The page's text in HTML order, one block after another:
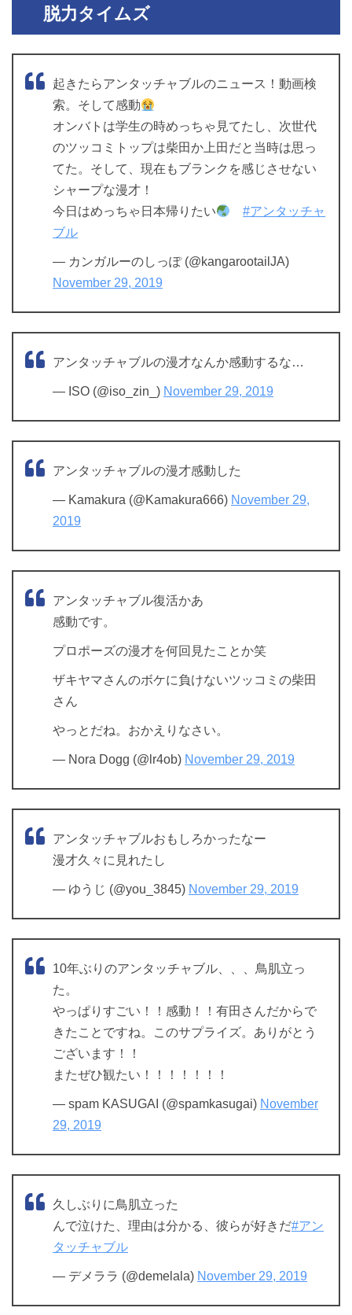
脱力タイムズ
起きたらアンタッチャブルのニュース！動画検
索。そして感動
オンバトは学生の時めっちゃ見てたし、次世代
のツッコミトップは柴田か上田だと当時は思っ
てた。そして、現在もブランクを感じさせない
シャープな漫才！
今日はめっちゃ日本帰りたい
#アンタッチャ
ブル
— カンガルーのしっぽ (@kangarootailJA)
November 29, 2019
アンタッチャブルの漫才なんか感動するな…
— ISO (@iso_zin_) November 29, 2019
アンタッチャブルの漫才感動した
— Kamakura (@Kamakura666) November 29,
2019
アンタッチャブル復活かあ
感動です。
プロポーズの漫才を何回見たことか笑
ザキヤマさんのボケに負けないツッコミの柴田
さん
やっとだね。おかえりなさい。
— Nora Dogg (@lr4ob) November 29, 2019
アンタッチャブルおもしろかったなー
漫才久々に見れたし
— ゆうじ (@you_3845) November 29, 2019
10年ぶりのアンタッチャブル、、、鳥肌立っ
た。
やっぱりすごい！！感動！！有田さんだからで
きたことですね。このサプライズ。ありがとう
ございます！！
またぜひ観たい！！！！！！！
— spam KASUGAI (@spamkasugai) November
29, 2019
久しぶりに鳥肌立った
んで泣けた、理由は分かる、彼らが好きだ#アン
タッチャブル
— デメララ (@demelala) November 29, 2019